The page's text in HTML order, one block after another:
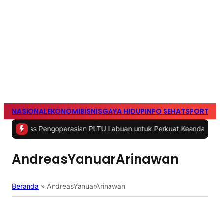
NASIONALEKONOMIBISNISGAYA HIDUPINFO SEHATSPORTS
Pengoperasian PLTU Labuan untuk Perkuat Keandalan
AndreasYanuarArinawan
Beranda » AndreasYanuarArinawan